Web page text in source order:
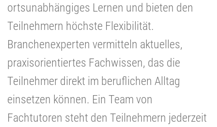
ortsunabhängiges Lernen und bieten den
Teilnehmern höchste Flexibilität.
Branchenexperten vermitteln aktuelles,
praxisorientiertes Fachwissen, das die
Teilnehmer direkt im beruflichen Alltag
einsetzen können. Ein Team von
Fachtutoren steht den Teilnehmern jederzeit